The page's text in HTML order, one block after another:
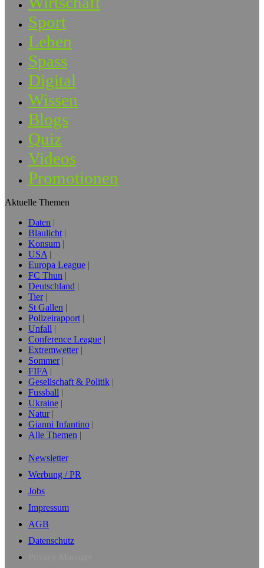
Sport
Leben
Spass
Digital
Wissen
Blogs
Quiz
Videos
Promotionen
Aktuelle Themen
Daten
Blaulicht
Konsum
USA
Europa League
FC Thun
Deutschland
Tier
St Gallen
Polizeirapport
Unfall
Conference League
Extremwetter
Sommer
FIFA
Gesellschaft & Politik
Fussball
Ukraine
Natur
Gianni Infantino
Alle Themen
Newsletter
Werbung / PR
Jobs
Impressum
AGB
Datenschutz